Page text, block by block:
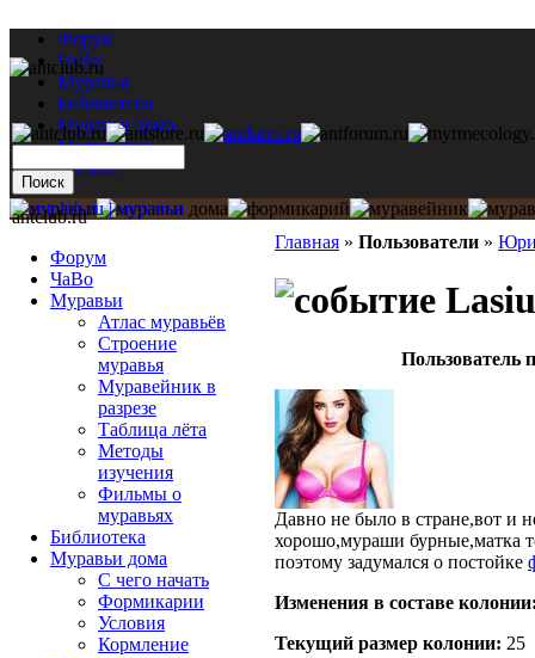
Форум
ЧаВо
Муравьи
Библиотека
Муравьи дома
Мастерская
Каталог
Главная » Пользователи »
Пользователь
Давно не было в стране,вот и
хорошо,мураши бурные,матка
поэтому задумался о постойке
Изменения в составе
Текущий размер кoлонии: 25
antclub.ru
Форум
ЧаВо
Муравьи
Атлас муравьёв
Строение
муравья
Муравейник в
разрезе
Таблица лёта
Методы
изучения
Фильмы о
муравьях
Библиотека
Муравьи дома
С чего начать
Формикарии
Условия
Кормление